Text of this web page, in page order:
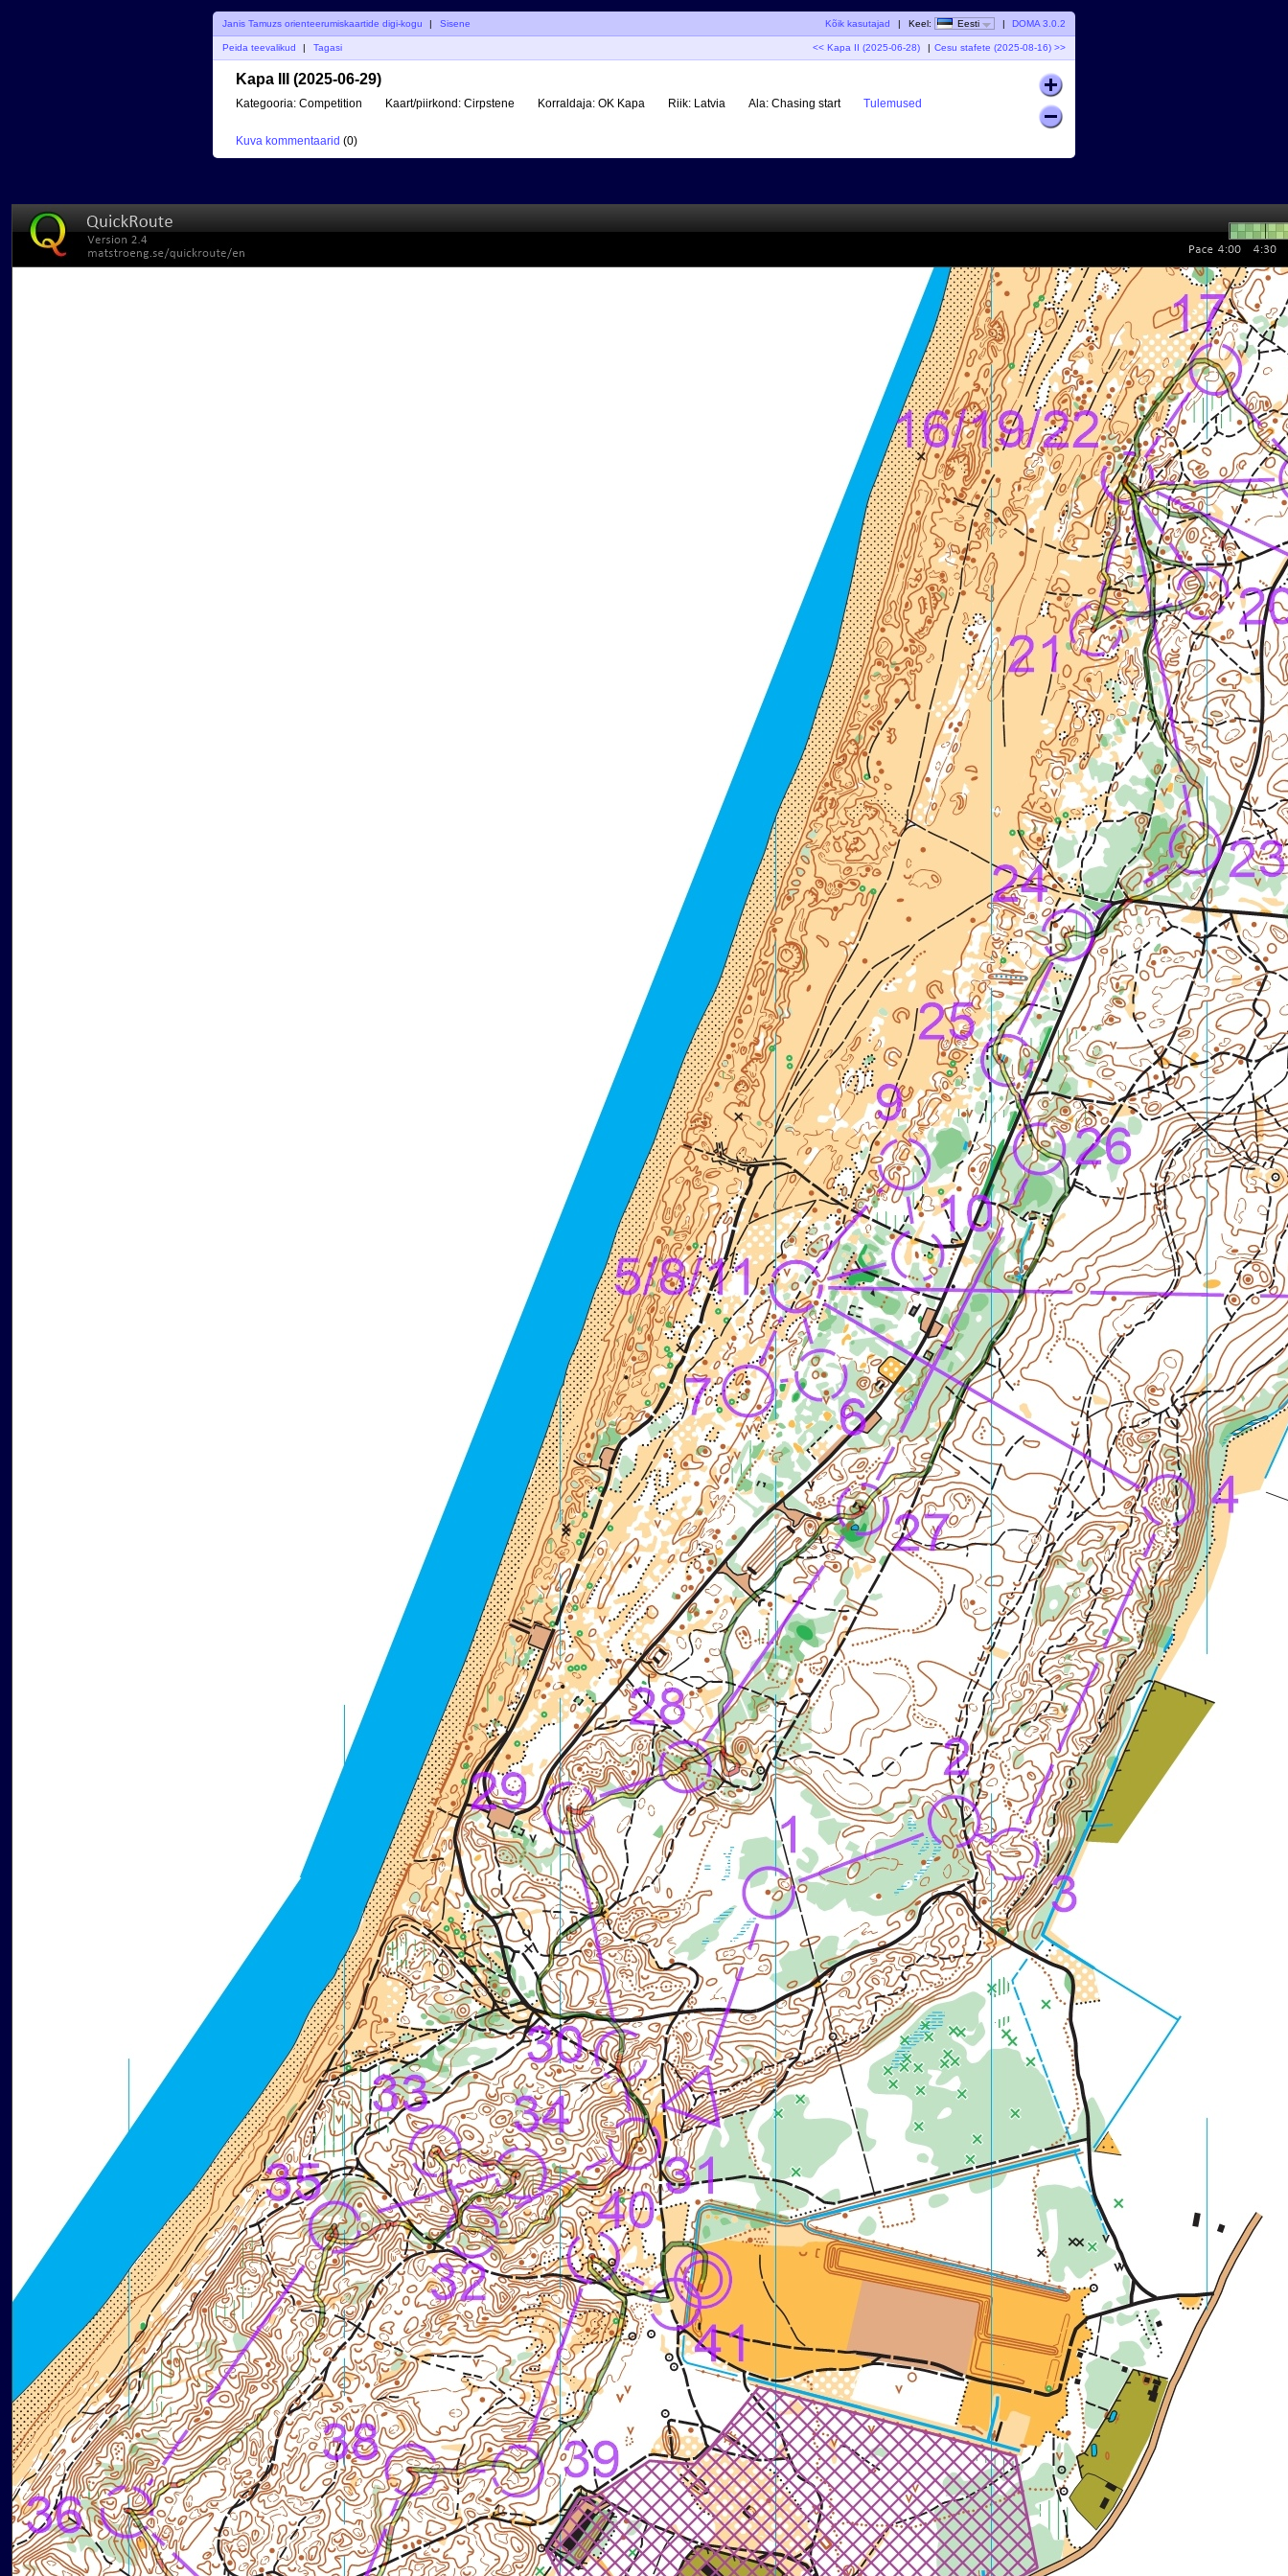
Janis Tamuzs orienteerumiskaartide digi-kogu | Sisene Kõik kasutajad | Keel: Eesti | DOMA 3.0.2
Peida teevalikud Tagasi << Kapa II (2025-06-28) Cesu stafete (2025-08-16) >>
Kapa III (2025-06-29)
Kategooria: Competition Kaart/piirkond: Cirpstene Korraldaja: OK Kapa Riik: Latvia Ala: Chasing start Tulemused
Kuva kommentaarid (0)